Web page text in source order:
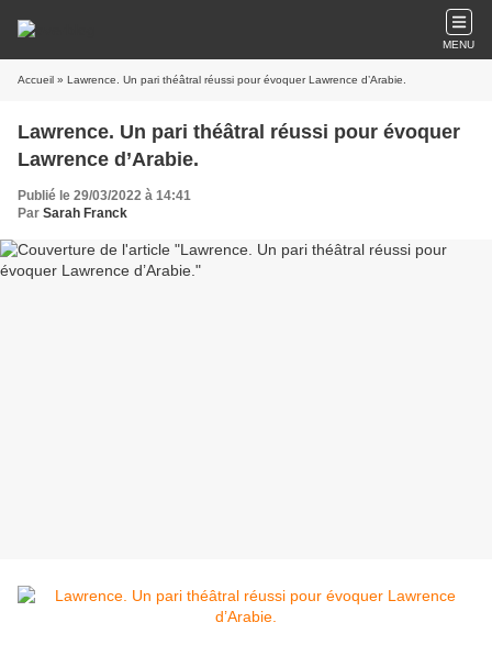
MENU
Accueil » Lawrence. Un pari théâtral réussi pour évoquer Lawrence d’Arabie.
Lawrence. Un pari théâtral réussi pour évoquer
Lawrence d’Arabie.
Publié le 29/03/2022 à 14:41
Par Sarah Franck